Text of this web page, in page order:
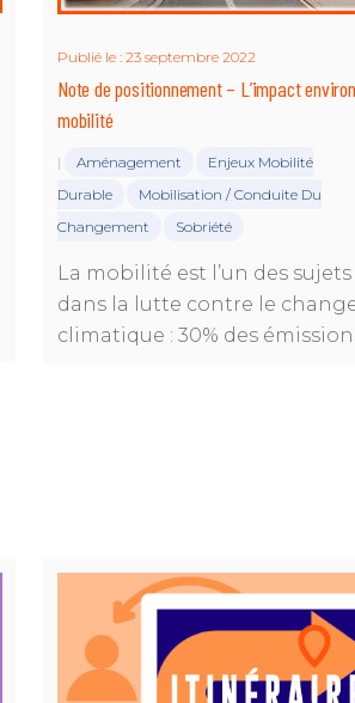
Publié le : 23 septembre 2022
Note de positionnement – L’impact
mobilité
| Aménagement
Enjeux Mobilité
Durable
Mobilisation / Conduite Du
Changement
Sobriété
La mobilité est l’un des
dans la lutte contre le
climatique : 30% des